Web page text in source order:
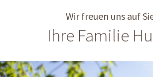
Wir freuen uns auf
Ihre Familie